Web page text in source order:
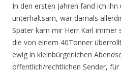
In den ersten Jahren fand ich
unterhaltsam, war damals
Später kam mir Herr Karl immer
die von einem 40Tonner
ewig in kleinbürgerlichen
öffentlich/rechtlichen Sender,